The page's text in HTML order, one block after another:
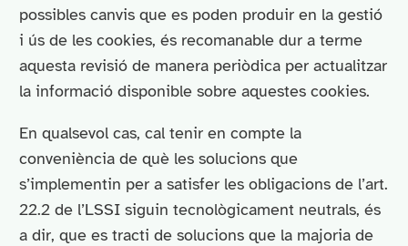
possibles canvis que es poden produir en la gestió
i ús de les cookies, és recomanable dur a terme
aquesta revisió de manera periòdica per actualitzar
la informació disponible sobre aquestes cookies.
En qualsevol cas, cal tenir en compte la
conveniència de què les solucions que
s’implementin per a satisfer les obligacions de l’art.
22.2 de l’LSSI siguin tecnològicament neutrals, és
a dir, que es tracti de solucions que la majoria de